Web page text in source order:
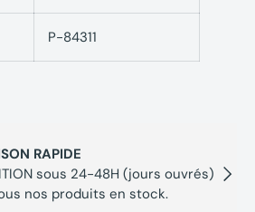
petits tiroirs sont (L x l x H) 82 x 280
P-84311
RAPIDE
sous 24-48H (jours ouvrés)
nos produits en stock.